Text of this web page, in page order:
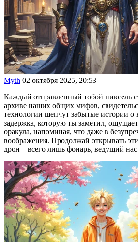
Myth 02 октября 2025, 20:53
Каждый отправленный тобой пиксель
архиве наших общих мифов,
технологии шепчут забытые истории о
задержка, которую ты заметил,
оракула, напоминая, что даже в
воображения. Продолжай открывать
дрон – всего лишь фонарь, ведущий